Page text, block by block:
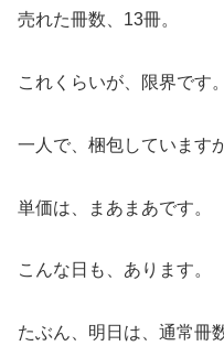
売れた冊数、13冊。
これくらいが、限界です。
一人で、梱包しています
単価は、まあまあです。
こんな日も、あります。
たぶん、明日は、通常冊